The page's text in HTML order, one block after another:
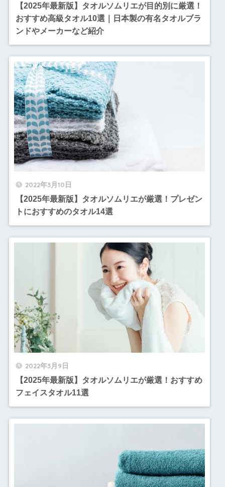
【2025年最新版】タオルソムリエが目的別に厳選！
おすすめ高級タオル10選｜日本製の有名タオルブラ
ンドやメーカーなど紹介
2022年3月10日
【2025年最新版】タオルソムリエが厳選！プレゼン
トにおすすめのタオル14選
2022年3月9日
【2025年最新版】タオルソムリエが厳選！おすすめ
フェイスタオル11選